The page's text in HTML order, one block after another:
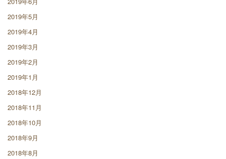
2019年5月
2019年4月
2019年3月
2019年2月
2019年1月
2018年12月
2018年11月
2018年10月
2018年9月
2018年8月